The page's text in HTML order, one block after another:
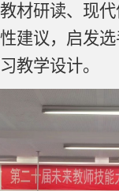
材研读、现
建议，启发
教学设计。